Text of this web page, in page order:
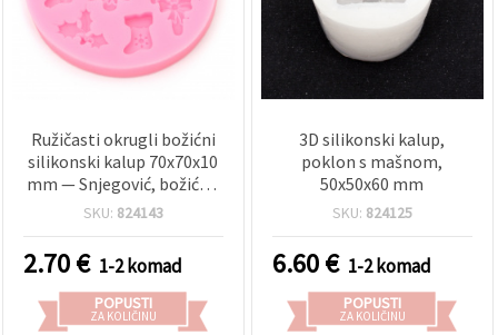
Ružičasti okrugli božićni
silikonski kalup 70x70x10
mm — Snjegović, božićno
drvce, božićna čizmica,
šećerni štapić — za
fondan, čokoladu i
polimernu glinu
SKU: 824143
2.70€ 1-2 komad
POPUSTI
ZA KOLIČINU
3D silikonski kalup,
poklon s mašnom,
50x50x60 mm
SKU: 824125
6.60€ 1-2 komad
POPUSTI
ZA KOLIČINU